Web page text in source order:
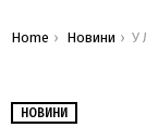
You are here:
Home Новини У
НОВИНИ